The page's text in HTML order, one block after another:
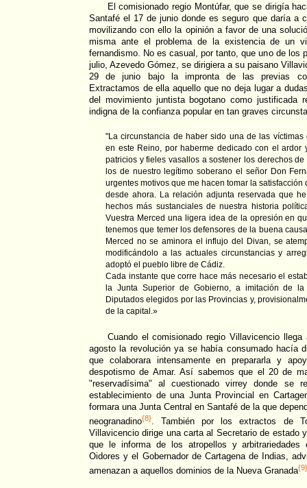
El comisionado regio Montúfar, que se dirigía
Santafé el 17 de junio donde es seguro que daría a
movilizando con ello la opinión a favor de una
misma ante el problema de la existencia de un
fernandismo. No es casual, por tanto, que uno de los
julio, Azevedo Gómez, se dirigiera a su paisano
29 de junio bajo la impronta de las previas
Extractamos de ella aquello que no deja lugar a
del movimiento juntista bogotano como justificada
indigna de la confianza popular en tan graves
"La circunstancia de haber sido una de las
en este Reino, por haberme dedicado con el ardor
patricios y fieles vasallos a sostener los derechos
los de nuestro legítimo soberano el señor Don
urgentes motivos que me hacen tomar la satisfacción
desde ahora. La relación adjunta reservada que
hechos más sustanciales de nuestra historia
Vuestra Merced una ligera idea de la opresión en
tenemos que temer los defensores de la buena
Merced no se aminora el influjo del Divan, se
modificándolo a las actuales circunstancias y
adoptó el pueblo libre de Cádiz.
Cada instante que corre hace más necesario el
la Junta Superior de Gobierno, a imitación de
Diputados elegidos por las Provincias y,
de la capital.»
Cuando el comisionado regio Villavicencio
agosto la revolución ya se había consumado hacía
que colaborara intensamente en prepararla y
despotismo de Amar. Así sabemos que el 20 de
"reservadísima" al cuestionado virrey donde se
establecimiento de una Junta Provincial en
formara una Junta Central en Santafé de la que
neogranadino{8}. También por los extractos de
Villavicencio dirige una carta al Secretario de estado
que le informa de los atropellos y
Oidores y el Gobernador de Cartagena de Indias,
amenazan a aquellos dominios de la Nueva Granada{9}